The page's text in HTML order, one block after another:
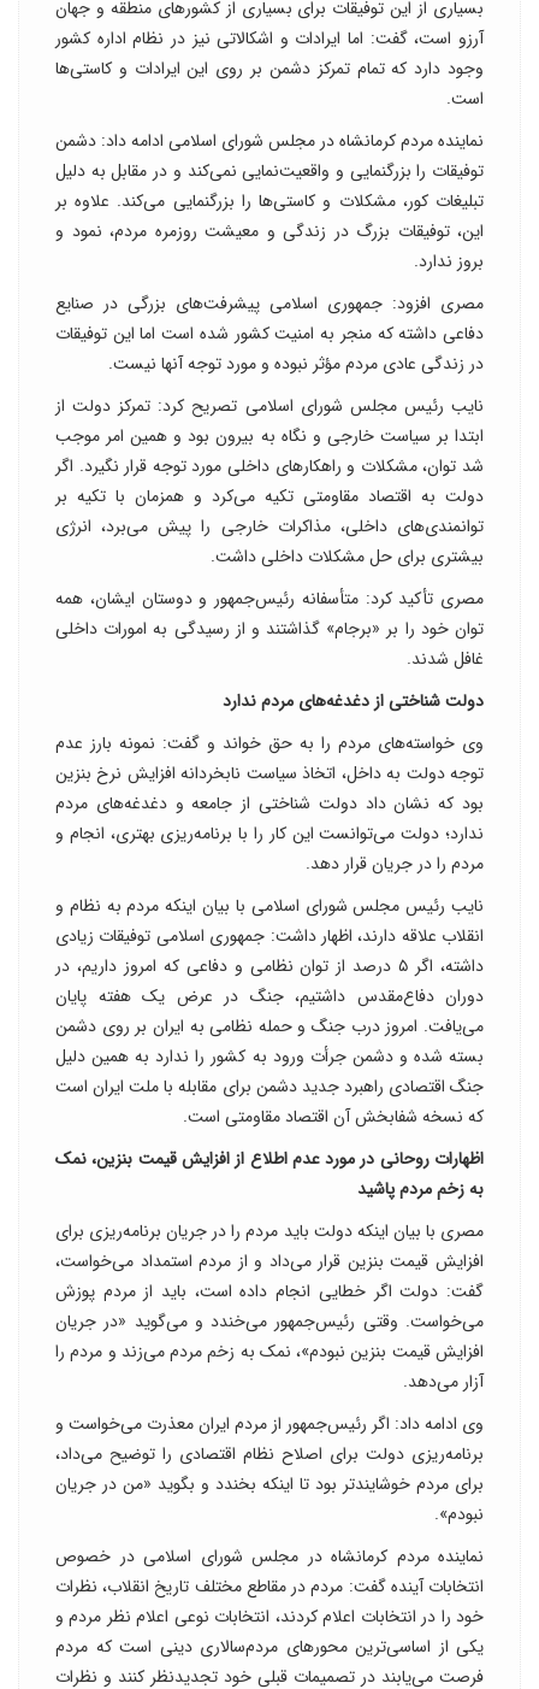
بسیاری از این توفیقات برای بسیاری از کشورهای منطقه و جهان
آرزو است، گفت: اما ایرادات و اشکالاتی نیز در نظام اداره کشور
وجود دارد که تمام تمرکز دشمن بر روی این ایرادات و کاستی‌ها
است.
نماینده مردم کرمانشاه در مجلس شورای اسلامی ادامه داد: دشمن
توفیقات را بزرگنمایی و واقعیت‌نمایی نمی‌کند و در مقابل به دلیل
تبلیغات کور، مشکلات و کاستی‌ها را بزرگنمایی می‌کند. علاوه بر
این، توفیقات بزرگ در زندگی و معیشت روزمره مردم، نمود و
بروز ندارد.
مصری افزود: جمهوری اسلامی پیشرفت‌های بزرگی در صنایع
دفاعی داشته که منجر به امنیت کشور شده است اما این توفیقات
در زندگی عادی مردم مؤثر نبوده و مورد توجه آنها نیست.
نایب رئیس مجلس شورای اسلامی تصریح کرد: تمرکز دولت از
ابتدا بر سیاست خارجی و نگاه به بیرون بود و همین امر موجب
شد توان، مشکلات و راهکارهای داخلی مورد توجه قرار نگیرد. اگر
دولت به اقتصاد مقاومتی تکیه می‌کرد و همزمان با تکیه بر
توانمندی‌های داخلی، مذاکرات خارجی را پیش می‌برد، انرژی
بیشتری برای حل مشکلات داخلی داشت.
مصری تأکید کرد: متأسفانه رئیس‌جمهور و دوستان ایشان، همه
توان خود را بر «برجام» گذاشتند و از رسیدگی به امورات داخلی
غافل شدند.
دولت شناختی از دغدغه‌های مردم ندارد
وی خواسته‌های مردم را به حق خواند و گفت: نمونه بارز عدم
توجه دولت به داخل، اتخاذ سیاست نابخردانه افزایش نرخ بنزین
بود که نشان داد دولت شناختی از جامعه و دغدغه‌های مردم
ندارد؛ دولت می‌توانست این کار را با برنامه‌ریزی بهتری، انجام و
مردم را در جریان قرار دهد.
نایب رئیس مجلس شورای اسلامی با بیان اینکه مردم به نظام و
انقلاب علاقه دارند، اظهار داشت: جمهوری اسلامی توفیقات زیادی
داشته، اگر ۵ درصد از توان نظامی و دفاعی که امروز داریم، در
دوران دفاع‌مقدس داشتیم، جنگ در عرض یک هفته پایان
می‌یافت. امروز درب جنگ و حمله نظامی به ایران بر روی دشمن
بسته شده و دشمن جرأت ورود به کشور را ندارد به همین دلیل
جنگ اقتصادی راهبرد جدید دشمن برای مقابله با ملت ایران است
که نسخه شفابخش آن اقتصاد مقاومتی است.
اظهارات روحانی در مورد عدم اطلاع از افزایش قیمت بنزین، نمک
به زخم مردم پاشید
مصری با بیان اینکه دولت باید مردم را در جریان برنامه‌ریزی برای
افزایش قیمت بنزین قرار می‌داد و از مردم استمداد می‌خواست،
گفت: دولت اگر خطایی انجام داده است، باید از مردم پوزش
می‌خواست. وقتی رئیس‌جمهور می‌خندد و می‌گوید «در جریان
افزایش قیمت بنزین نبودم»، نمک به زخم مردم می‌زند و مردم را
آزار می‌دهد.
وی ادامه داد: اگر رئیس‌جمهور از مردم ایران معذرت می‌خواست و
برنامه‌ریزی دولت برای اصلاح نظام اقتصادی را توضیح می‌داد،
برای مردم خوشایندتر بود تا اینکه بخندد و بگوید «من در جریان
نبودم».
نماینده مردم کرمانشاه در مجلس شورای اسلامی در خصوص
انتخابات آینده گفت: مردم در مقاطع مختلف تاریخ انقلاب، نظرات
خود را در انتخابات اعلام کردند، انتخابات نوعی اعلام نظر مردم و
یکی از اساسی‌ترین محورهای مردم‌سالاری دینی است که مردم
فرصت می‌یابند در تصمیمات قبلی خود تجدیدنظر کنند و نظرات